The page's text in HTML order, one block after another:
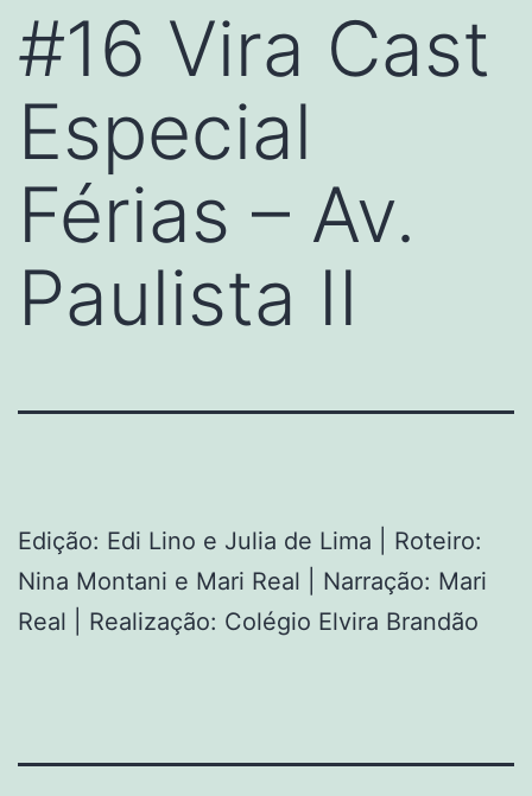
#16 Vira Cast
Especial
Férias – Av.
Paulista II
Edição: Edi Lino e Julia de Lima | Roteiro:
Nina Montani e Mari Real | Narração: Mari
Real | Realização: Colégio Elvira Brandão